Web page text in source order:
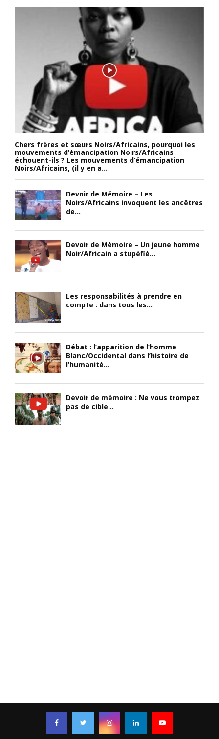
Chers frères et sœurs Noirs/Africains, pourquoi les
mouvements d’émancipation Noirs/Africains
échouent-ils ? Les mouvements d’émancipation
Noirs/Africains, (il y en a...
Devoir de Mémoire – Les
Noirs/Africains invoquent les ancêtres
de...
Devoir de Mémoire – Un jeune homme
Noir/Africain a stupéfié...
Les responsabilités à prendre en
compte : dans tous les...
Débat : l’apparition de l’homme
Blanc/Occidental dans l’histoire de
l’humanité...
Devoir de mémoire : Ne vous trompez
pas de cible...